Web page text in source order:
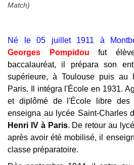
Match)
Né le 05 juillet 1911 à
Georges Pompidoufut
baccalauréat, il prépara son
supérieure, à Toulouse puis au
Paris. Il intégra l'École en 1931.
et diplômé de l'École libre des
enseigna au lycée Saint-Charles
Henri IV à Paris. De retour au
après avoir été mobilisé, il
classe préparatoire.